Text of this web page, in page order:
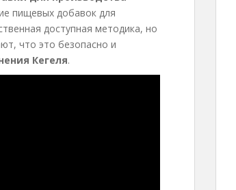
пищевых добавок для
доступная методика, но
что это безопасно и
Кегеля.